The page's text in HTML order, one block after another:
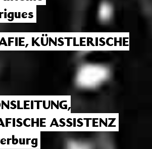
KÜNSTLERISCHE
ASSISTENZ